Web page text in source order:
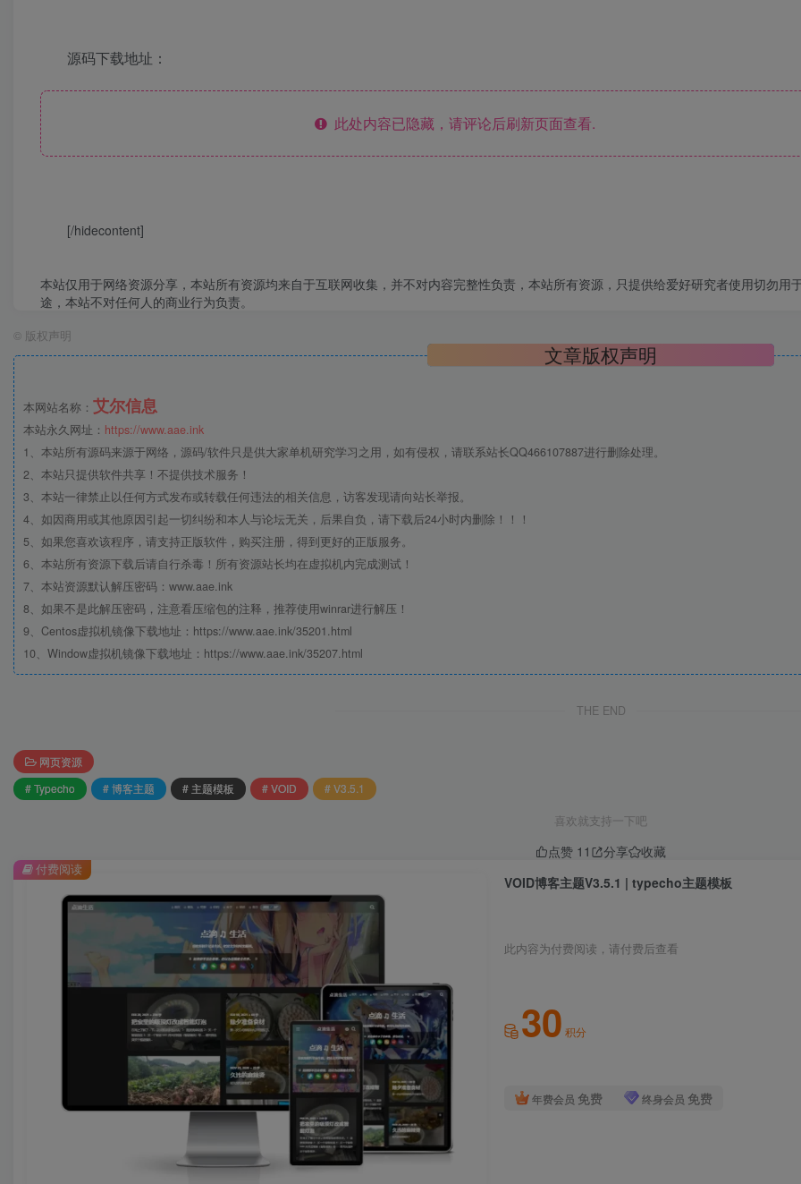
源码下载地址：
此处内容已隐藏，请评论后刷新页面查看.
[/hidecontent]
本站仅用于网络资源分享，本站所有资源均来自于互联网收集，并不对内容完整性负责，本站所有资源，只提供给爱好研究者使用切勿用
途，本站不对任何人的商业行为负责。
© 版权声明
文章版权声明
本网站名称： 艾尔信息
本站永久网址： https://www.aae.ink
1、本站所有源码来源于网络，源码/软件只是供大家单机研究学习之用，如有侵权，请联系站长QQ466107887进行删除处理。
2、本站只提供软件共享！不提供技术服务！
3、本站一律禁止以任何方式发布或转载任何违法的相关信息，访客发现请向站长举报。
4、如因商用或其他原因引起一切纠纷和本人与论坛无关，后果自负，请下载后24小时内删除！！！
5、如果您喜欢该程序，请支持正版软件，购买注册，得到更好的正版服务。
6、本站所有资源下载后请自行杀毒！所有资源站长均在虚拟机内完成测试！
7、本站资源默认解压密码：www.aae.ink
8、如果不是此解压密码，注意看压缩包的注释，推荐使用winrar进行解压！
9、Centos虚拟机镜像下载地址：https://www.aae.ink/35201.html
10、Window虚拟机镜像下载地址：https://www.aae.ink/35207.html
THE END
网页资源
# Typecho
# 博客主题 # 主题模板 # VOID # V3.5.1
喜欢就支持一下吧
点赞 11 分享
收藏
VOID博客主题V3.5.1 | typecho主题模板
此内容为付费阅读，请付费后查看
30 积分
年费会员 免费 终身会员 免费
付费阅读